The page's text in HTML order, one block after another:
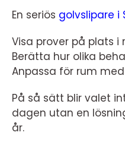
En seriös golvslipare i
Visa prover på plats i
Berätta hur olika
Anpassa för rum
På så sätt blir valet
dagen utan en
år.